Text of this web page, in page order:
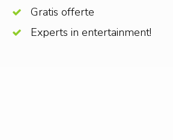
Gratis offerte
Experts in entertainment!